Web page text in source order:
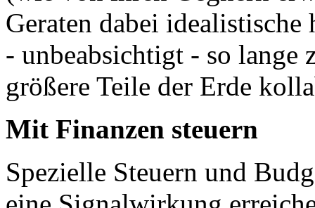
Geraten dabei
- unbeabsichtigt - so
größere Teile der Erde
Mit Finanzen steuern
Spezielle Steuern und